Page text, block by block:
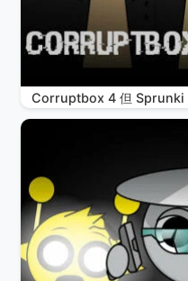
Corruptbox 4 但 Sprunki